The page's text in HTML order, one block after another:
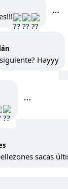
Hayyy
sacas